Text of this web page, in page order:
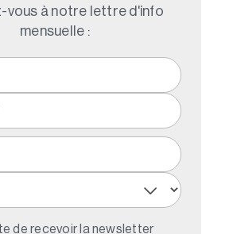
vous à notre lettre d'info
mensuelle :
de recevoir la newsletter